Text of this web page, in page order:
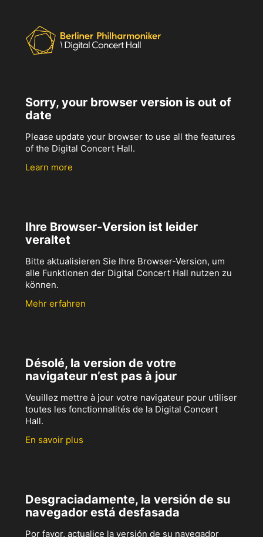
Sorry, your browser version is out of
date
Please update your browser to use all the features
of the Digital Concert Hall.
Learn more
Ihre Browser-Version ist leider
veraltet
Bitte aktualisieren Sie Ihre Browser-Version, um
alle Funktionen der Digital Concert Hall nutzen zu
können.
Mehr erfahren
Désolé, la version de votre
navigateur n’est pas à jour
Veuillez mettre à jour votre navigateur pour utiliser
toutes les fonctionnalités de la Digital Concert
Hall.
En savoir plus
Desgraciadamente, la versión de su
navegador está desfasada
Por favor, actualice la versión de su navegador